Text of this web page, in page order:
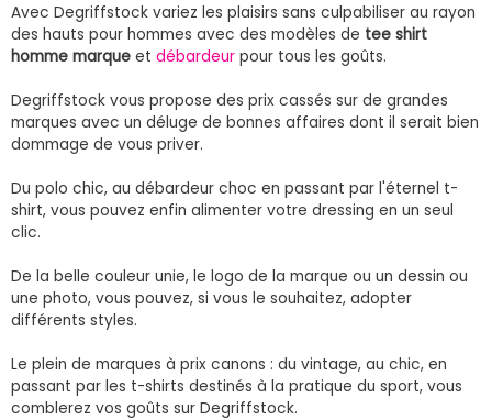
Avec Degriffstock variez les plaisirs sans culpabiliser au rayon
des hauts pour hommes avec des modèles de tee shirt
homme marque et débardeur pour tous les goûts.
Degriffstock vous propose des prix cassés sur de grandes
marques avec un déluge de bonnes affaires dont il serait bien
dommage de vous priver.
Du polo chic, au débardeur choc en passant par l'éternel t-
shirt, vous pouvez enfin alimenter votre dressing en un seul
clic.
De la belle couleur unie, le logo de la marque ou un dessin ou
une photo, vous pouvez, si vous le souhaitez, adopter
différents styles.
Le plein de marques à prix canons : du vintage, au chic, en
passant par les t-shirts destinés à la pratique du sport, vous
comblerez vos goûts sur Degriffstock.